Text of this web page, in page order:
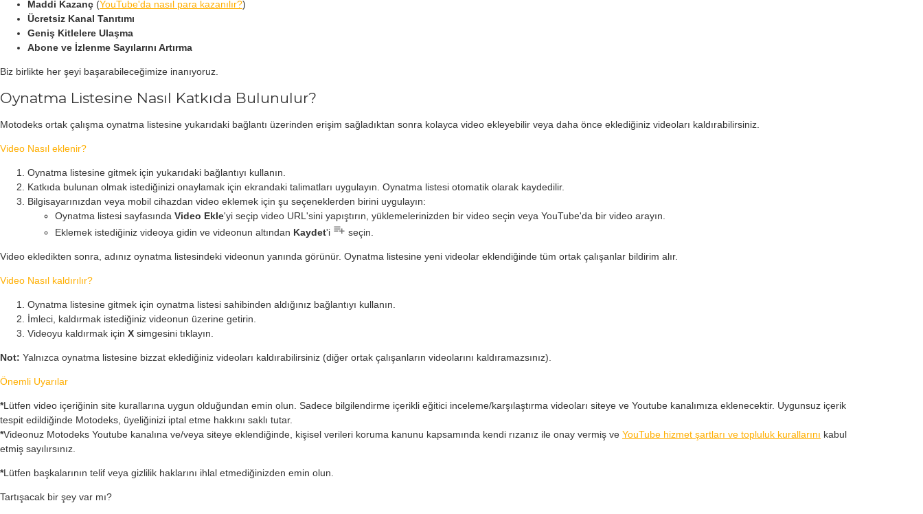
Maddi Kazanç (YouTube'da nasıl para kazanılır?)
Ücretsiz Kanal Tanıtımı
Geniş Kitlelere Ulaşma
Abone ve İzlenme Sayılarını Artırma
Biz birlikte her şeyi başarabileceğimize inanıyoruz.
Oynatma Listesine Nasıl Katkıda Bulunulur?
Motodeks ortak çalışma oynatma listesine yukarıdaki bağlantı üzerinden erişim sağladıktan sonra kolayca video ekleyebilir veya daha önce eklediğiniz videoları kaldırabilirsiniz.
Video Nasıl eklenir?
Oynatma listesine gitmek için yukarıdaki bağlantıyı kullanın.
Katkıda bulunan olmak istediğinizi onaylamak için ekrandaki talimatları uygulayın. Oynatma listesi otomatik olarak kaydedilir.
Bilgisayarınızdan veya mobil cihazdan video eklemek için şu seçeneklerden birini uygulayın:
Oynatma listesi sayfasında Video Ekle'yi seçip video URL'sini yapıştırın, yüklemelerinizden bir video seçin veya YouTube'da bir video arayın.
Eklemek istediğiniz videoya gidin ve videonun altından Kaydet'i seçin.
Video ekledikten sonra, adınız oynatma listesindeki videonun yanında görünür. Oynatma listesine yeni videolar eklendiğinde tüm ortak çalışanlar bildirim alır.
Video Nasıl kaldırılır?
Oynatma listesine gitmek için oynatma listesi sahibinden aldığınız bağlantıyı kullanın.
İmleci, kaldırmak istediğiniz videonun üzerine getirin.
Videoyu kaldırmak için X simgesini tıklayın.
Not: Yalnızca oynatma listesine bizzat eklediğiniz videoları kaldırabilirsiniz (diğer ortak çalışanların videolarını kaldıramazsınız).
Önemli Uyarılar
*Lütfen video içeriğinin site kurallarına uygun olduğundan emin olun. Sadece bilgilendirme içerikli eğitici inceleme/karşılaştırma videoları siteye ve Youtube kanalımıza eklenecektir. Uygunsuz içerik
tespit edildiğinde Motodeks, üyeliğinizi iptal etme hakkını saklı tutar.
*Videonuz Motodeks Youtube kanalına ve/veya siteye eklendiğinde, kişisel verileri koruma kanunu kapsamında kendi rızanız ile onay vermiş ve YouTube hizmet şartları ve topluluk kurallarını kabul
etmiş sayılırsınız.
*Lütfen başkalarının telif veya gizlilik haklarını ihlal etmediğinizden emin olun.
Tartışacak bir şey var mı?